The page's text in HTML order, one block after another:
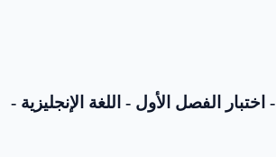
الموضوع رقم 62 - اختبار الفصل الأول - اللغة الإنجليزية -